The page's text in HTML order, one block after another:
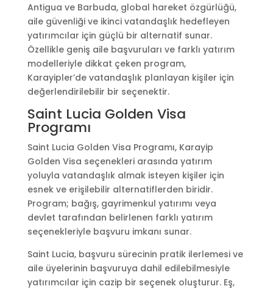
Antigua ve Barbuda, global hareket özgürlüğü,
aile güvenliği ve ikinci vatandaşlık hedefleyen
yatırımcılar için güçlü bir alternatif sunar.
Özellikle geniş aile başvuruları ve farklı yatırım
modelleriyle dikkat çeken program,
Karayipler’de vatandaşlık planlayan kişiler için
değerlendirilebilir bir seçenektir.
Saint Lucia Golden Visa
Programı
Saint Lucia Golden Visa Programı, Karayip
Golden Visa seçenekleri arasında yatırım
yoluyla vatandaşlık almak isteyen kişiler için
esnek ve erişilebilir alternatiflerden biridir.
Program; bağış, gayrimenkul yatırımı veya
devlet tarafından belirlenen farklı yatırım
seçenekleriyle başvuru imkanı sunar.
Saint Lucia, başvuru sürecinin pratik ilerlemesi ve
aile üyelerinin başvuruya dahil edilebilmesiyle
yatırımcılar için cazip bir seçenek oluşturur. Eş,